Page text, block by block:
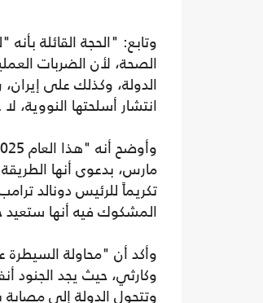
وتابع: "الحجة القائلة
الصحة، لأن الضربات
الدولة، وكذلك على
انتشار أسلحتها النووية،
مارس، بدعوى أنها
تكريماً للرئيس دونالد
المشكوك فيه أنها ستعيد
وأكد أن "محاولة
وكارثي، حيث يجد
وتتحول الدولة إلى